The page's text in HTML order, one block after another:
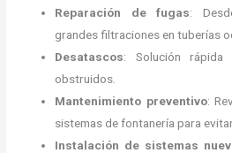
Reparación de fugas:
grandes filtraciones en tuberías
Desatascos: Solución rápida
obstruidos.
Mantenimiento preventivo:
sistemas de fontanería para
Instalación de sistemas